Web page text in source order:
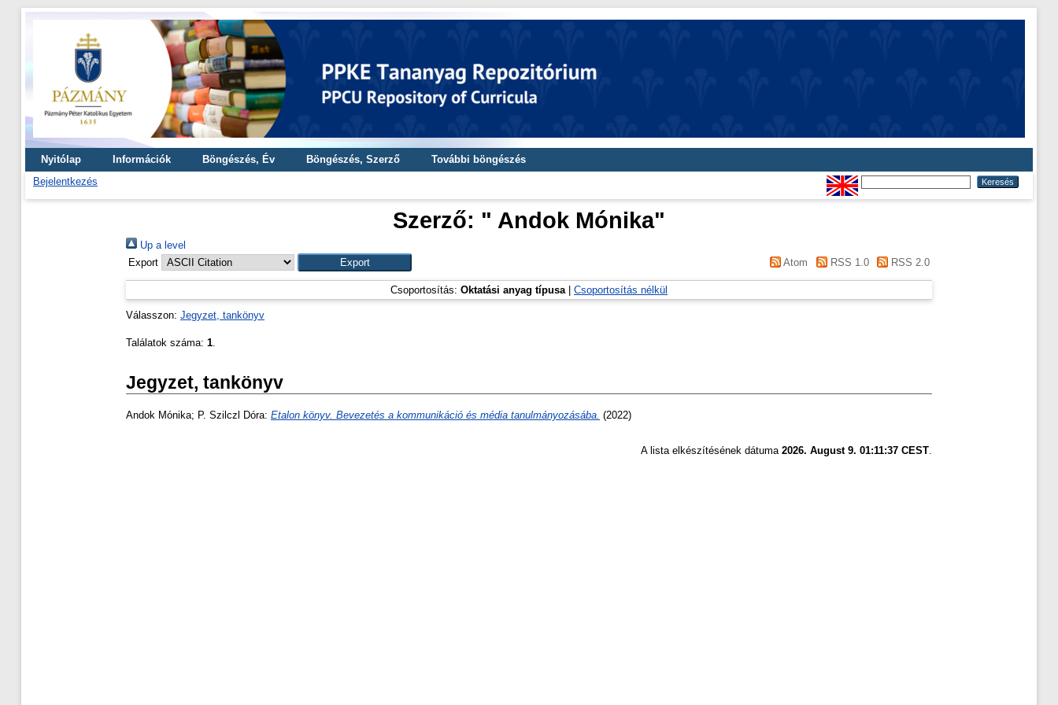
Nyitólap Információk Böngészés, Év Böngészés, Szerző
További böngészés
Bejelentkezés
Szerző: " Andok Mónika"
Up a level
Export
Atom RSS 1.0 RSS 2.0
Csoportosítás: Oktatási anyag típusa| Csoportosítás nélkül
Válasszon: Jegyzet, tankönyv
Találatok száma: 1.
Jegyzet, tankönyv
Andok Mónika; P. Szilczl Dóra: Etalon könyv. Bevezetés a kommunikáció és média tanulmányozásába. (2022)
A lista elkészítésének dátuma 2026. August 9. 01:11:37 CEST.